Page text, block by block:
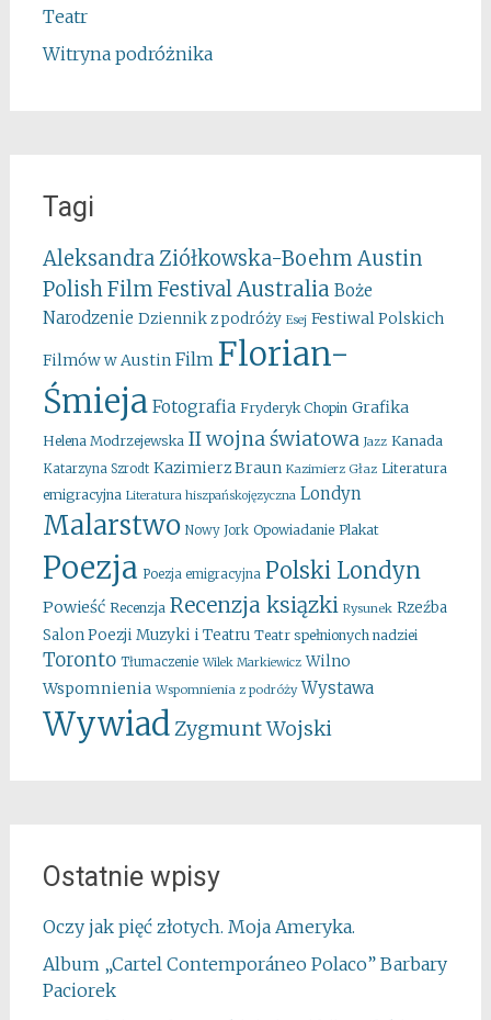
Teatr
Witryna podróżnika
Tagi
Aleksandra Ziółkowska-Boehm Austin
Polish Film FestivalAustralia Boże
Narodzenie Dziennik z podróży Esej Festiwal Polskich
Filmów w Austin Film Florian-
Śmieja Fotografia Fryderyk Chopin Grafika
Helena Modrzejewska II wojna światowa Jazz Kanada
Katarzyna Szrodt Kazimierz Braun Kazimierz Głaz Literatura
emigracyjna Literatura hiszpańskojęzyczna Londyn
Malarstwo Nowy Jork Opowiadanie Plakat
Poezja Poezja emigracyjna Polski Londyn
Powieść Recenzja Recenzja ksiązki Rysunek Rzeźba
Salon Poezji Muzyki i Teatru Teatr spełnionych nadziei
Toronto Tłumaczenie Wilek Markiewicz Wilno
Wspomnienia Wspomnienia z podróży Wystawa
WywiadZygmunt Wojski
Ostatnie wpisy
Oczy jak pięć złotych. Moja Ameryka.
Album „Cartel Contemporáneo Polaco” Barbary
Paciorek